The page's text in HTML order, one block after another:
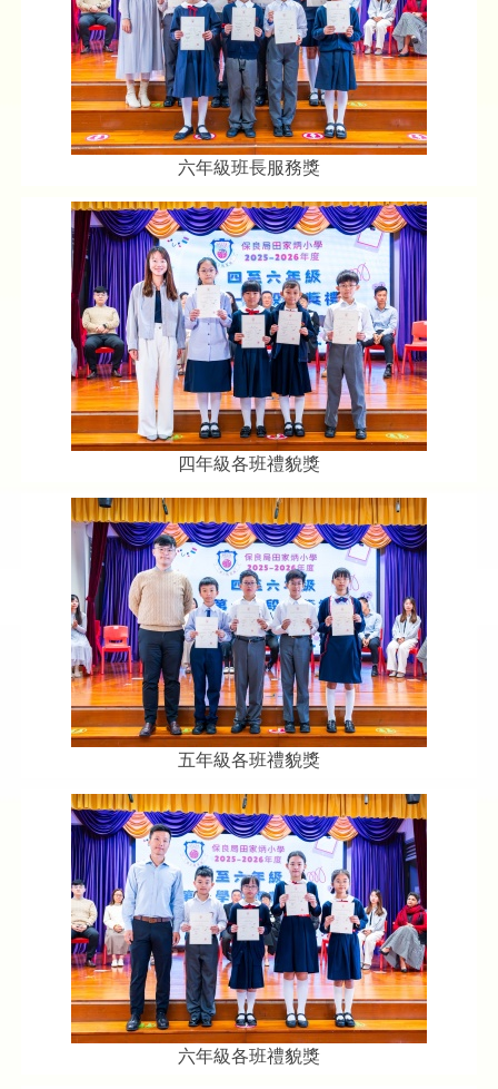
六年級班長服務獎
四年級各班禮貌獎
五年級各班禮貌獎
六年級各班禮貌獎